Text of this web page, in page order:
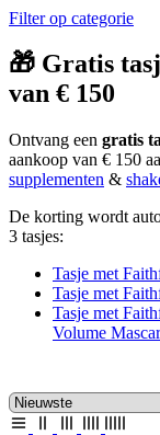
Filter op categorie
🎁 Gratis
van € 150
Ontvang een gratis
aankoop van € 150
supplementen &
De korting wordt
3 tasjes:
Tasje met
Tasje met
Tasje met
Volume